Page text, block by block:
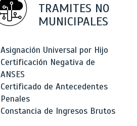
TRAMITES NO
MUNICIPALES
Asignación Universal por Hijo
Certificación Negativa de
ANSES
Certificado de Antecedentes
Penales
Constancia de Ingresos Brutos